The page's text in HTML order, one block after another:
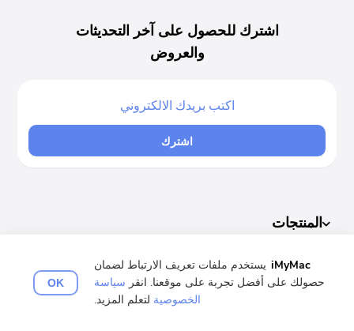
اشترك للحصول على آخر التحديثات
والعروض
اشترك
المنتجات
الأكثر مبيعا
iMyMac يستخدم ملفات تعريف الارتباط لضمان
حصولك على أفضل تجربة على موقعنا. انقر سياسة
الخصوصية لتعلم المزيد.
OK